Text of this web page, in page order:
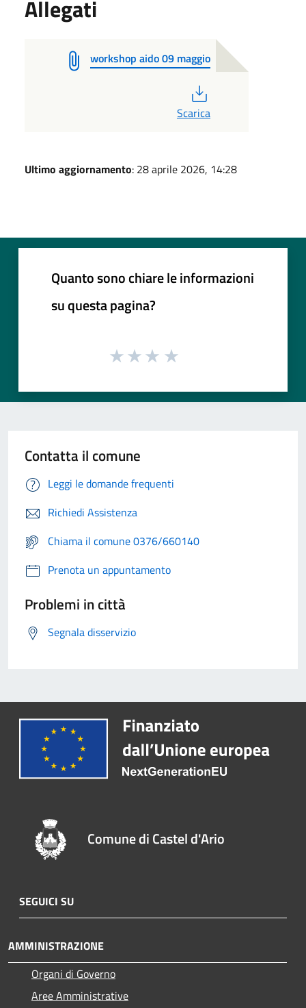
Allegati
workshop aido 09 maggio
Scarica
Ultimo aggiornamento: 28 aprile 2026, 14:28
Quanto sono chiare le informazioni
su questa pagina?
Contatta il comune
Leggi le domande frequenti
Richiedi Assistenza
Chiama il comune 0376/660140
Prenota un appuntamento
Problemi in città
Segnala disservizio
Comune di Castel d'Ario
SEGUICI SU
AMMINISTRAZIONE
Organi di Governo
Aree Amministrative